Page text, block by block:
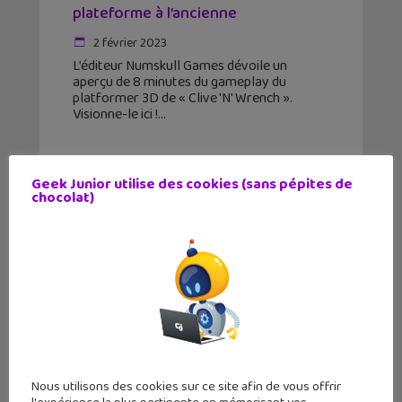
plateforme à l’ancienne
2 février 2023
L’éditeur Numskull Games dévoile un
aperçu de 8 minutes du gameplay du
platformer 3D de « Clive 'N' Wrench ».
Visionne-le ici !
Geek Junior utilise des cookies (sans pépites de
chocolat)
Nous utilisons des cookies sur ce site afin de vous offrir